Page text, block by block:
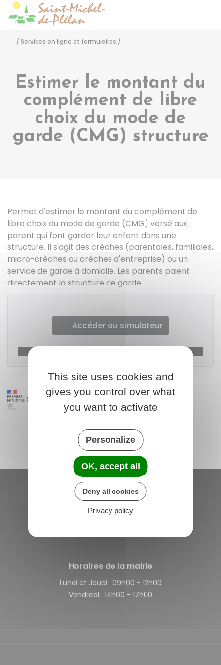
/ Services en ligne et formulaires /
Estimer le montant du
complément de libre
choix du mode de
garde (CMG) structure
Permet d'estimer le montant du complément de
libre choix du mode de garde (CMG) versé aux
parent qui font garder leur enfant dans une
structure. Il s'agit des crèches (parentales, familiales,
micro-crèches ou crèches d'entreprise) ou un
service de garde à domicile. Les parents paient
directement la structure de garde.
Accéder au simulateur
https://www.mesdroitssociaux.gouv.fr/accueil/
Saint-Michel-de-Plélan
4 rue des Terre Neuvas
Horaires de la mairie
Lundi et Jeudi : 09h00 - 12h00
Vendredi : 14h00 - 17h00
This site uses cookies and
gives you control over what
you want to activate
Personalize
OK, accept all
Deny all cookies
Privacy policy